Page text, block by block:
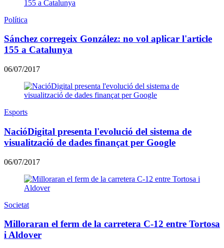
Política
Sánchez corregeix González: no vol aplicar l'article
155 a Catalunya
06/07/2017
Esports
NacióDigital presenta l'evolució del sistema de
visualització de dades finançat per Google
06/07/2017
Societat
Milloraran el ferm de la carretera C-12 entre Tortosa
i Aldover